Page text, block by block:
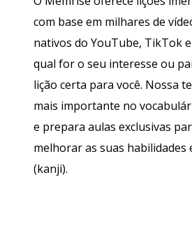
com base em milhares de
nativos do YouTube, TikTok
qual for o seu interesse ou
lição certa para você. Nossa
mais importante no
e prepara aulas exclusivas
melhorar as suas habilidades
(kanji).